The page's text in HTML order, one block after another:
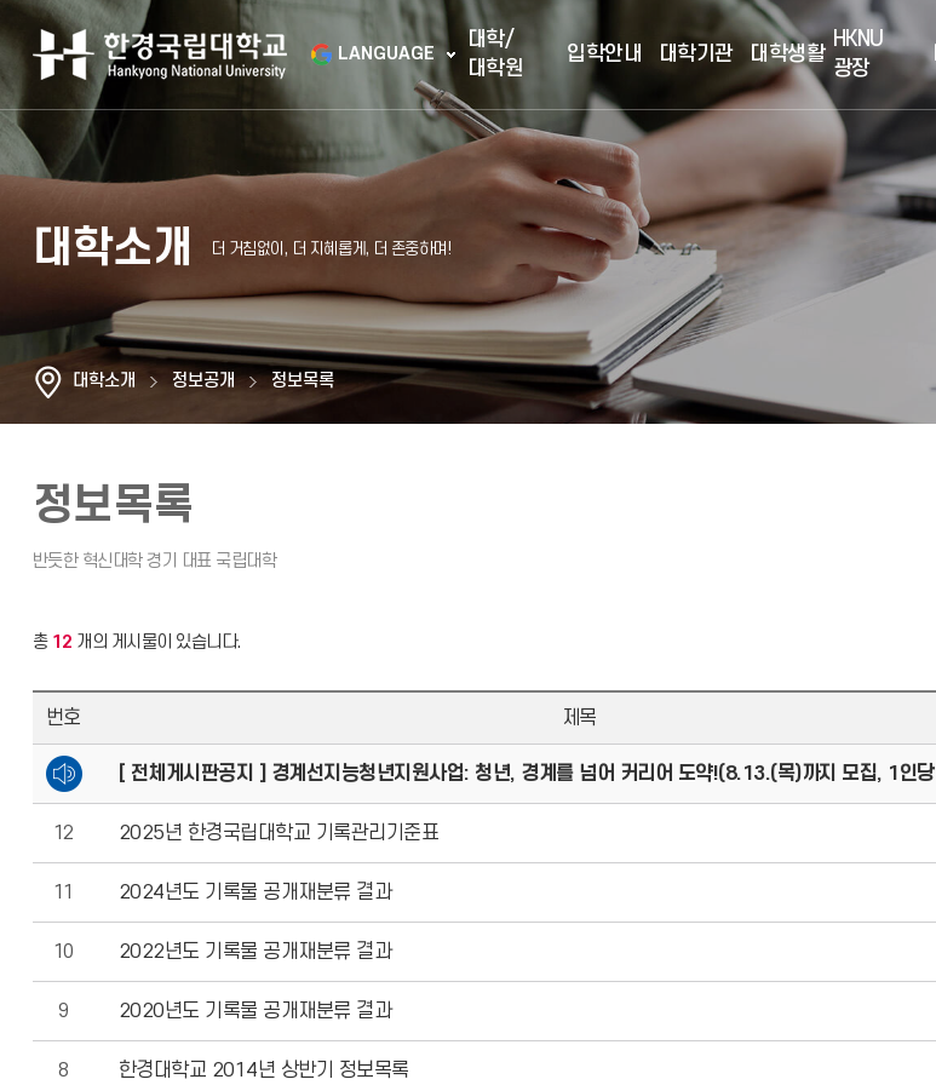
LANGUAGE
대학/
대학원
입학안내 대학기관 대학생활
HKNU
광장
대학소개
대학소개 정보공개 정보목록
정보목록
총 12 개의 게시물이 있습니다.
번호 제목
[ 전체게시판공지 ] 경계선지능청년지원사업: 청년, 경계를 넘어 커리어 도약!(8.13.(목)까지 모집, 1인당
12 2025년 한경국립대학교 기록관리기준표
11 2024년도 기록물 공개재분류 결과
10 2022년도 기록물 공개재분류 결과
9 2020년도 기록물 공개재분류 결과
8 한경대학교 2014년 상반기 정보목록